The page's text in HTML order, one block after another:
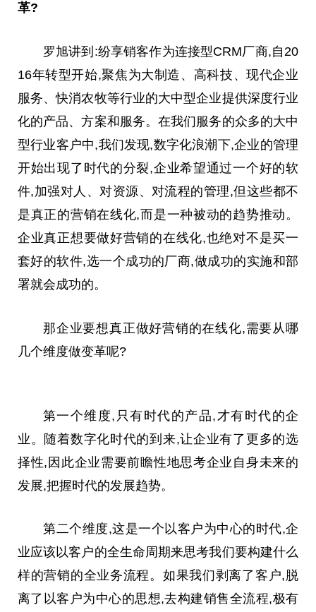
革?
罗旭讲到:纷享销客作为连接型CRM厂商,自20
16年转型开始,聚焦为大制造、高科技、现代企业
服务、快消农牧等行业的大中型企业提供深度行业
化的产品、方案和服务。在我们服务的众多的大中
型行业客户中,我们发现,数字化浪潮下,企业的管理
开始出现了时代的分裂,企业希望通过一个好的软
件,加强对人、对资源、对流程的管理,但这些都不
是真正的营销在线化,而是一种被动的趋势推动。
企业真正想要做好营销的在线化,也绝对不是买一
套好的软件,选一个成功的厂商,做成功的实施和部
署就会成功的。
那企业要想真正做好营销的在线化,需要从哪
几个维度做变革呢?
第一个维度,只有时代的产品,才有时代的企
业。随着数字化时代的到来,让企业有了更多的选
择性,因此企业需要前瞻性地思考企业自身未来的
发展,把握时代的发展趋势。
第二个维度,这是一个以客户为中心的时代,企
业应该以客户的全生命周期来思考我们要构建什么
样的营销的全业务流程。如果我们剥离了客户,脱
离了以客户为中心的思想,去构建销售全流程,极有